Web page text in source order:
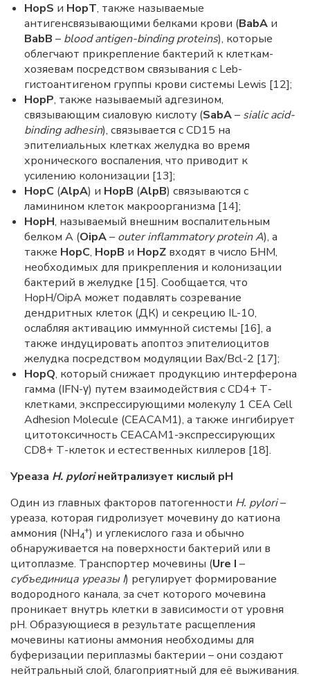
HopS и HopT, также называемые
антигенсвязывающими белками крови (BabA и
BabB – blood antigen-binding proteins), которые
облегчают прикрепление бактерий к клеткам-
хозяевам посредством связывания с Leb-
гистоантигеном группы крови системы Lewis [12];
HopP, также называемый адгезином,
связывающим сиаловую кислоту (SabA– sialic acid-
binding adhesin), связывается с CD15 на
эпителиальных клетках желудка во время
хронического воспаления, что приводит к
усилению колонизации [13];
HopC (AlpA) и HopB (AlpB) связываются с
ламинином клеток макроорганизма [14];
HopH, называемый внешним воспалительным
белком A (OipA– outer inflammatory protein A), а
также HopC, HopB и HopZ входят в число БНМ,
необходимых для прикрепления и колонизации
бактерий в желудке [15]. Сообщается, что
HopH/OipA может подавлять созревание
дендритных клеток (ДК) и секрецию IL-10,
ослабляя активацию иммунной системы [16], а
также индуцировать апоптоз эпителиоцитов
желудка посредством модуляции Bax/Bcl-2 [17];
HopQ, который снижает продукцию интерферона
гамма (IFN-γ) путем взаимодействия с CD4+ Т-
клетками, экспрессирующими молекулу 1 CEA Cell
Adhesion Molecule (CEACAM1), а также ингибирует
цитотоксичность CEACAM1-экспрессирующих
CD8+ Т-клеток и естественных киллеров [18].
Уреаза H. pyloriнейтрализует кислый pH
Один из главных факторов патогенности H. pylori–
уреаза, которая гидролизует мочевину до катиона
аммония (NH4
+) и углекислого газа и обычно
обнаруживается на поверхности бактерий или в
цитоплазме. Транспортер мочевины (Ure I –
субъединица уреазыI) регулирует формирование
водородного канала, за счет которого мочевина
проникает внутрь клетки в зависимости от уровня
pH. Образующиеся в результате расщепления
мочевины катионы аммония необходимы для
буферизации периплазмы бактерии – они создают
нейтральный слой, благоприятный для её выживания.